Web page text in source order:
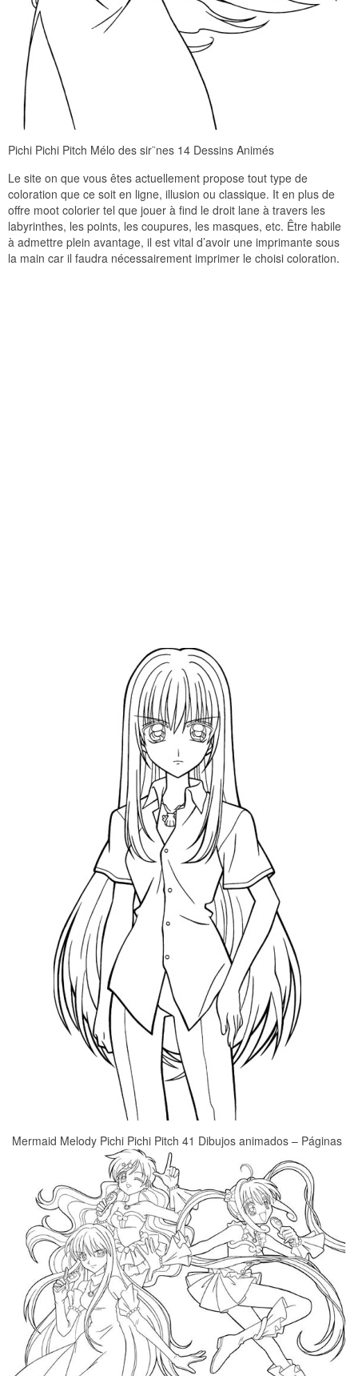
Pichi Pichi Pitch Mélo des sir¨nes 14 Dessins Animés
Le site on que vous êtes actuellement propose tout type de
coloration que ce soit en ligne, illusion ou classique. It en plus de
offre moot colorier tel que jouer à find le droit lane à travers les
labyrinthes, les points, les coupures, les masques, etc. Être habile
à admettre plein avantage, il est vital d’avoir une imprimante sous
la main car il faudra nécessairement imprimer le choisi coloration.
Mermaid Melody Pichi Pichi Pitch 41 Dibujos animados – Páginas